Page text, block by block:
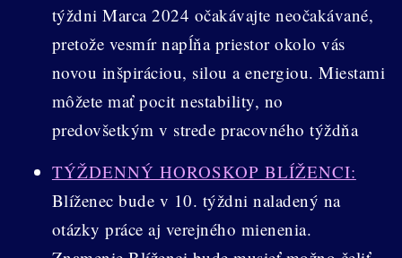
týždni Marca 2024 očakávajte neočakávané,
pretože vesmír napĺňa priestor okolo vás
novou inšpiráciou, silou a energiou. Miestami
môžete mať pocit nestability, no
predovšetkým v strede pracovného týždňa
TÝŽDENNÝ HOROSKOP BLÍŽENCI:
Blíženec bude v 10. týždni naladený na
otázky práce aj verejného mienenia.